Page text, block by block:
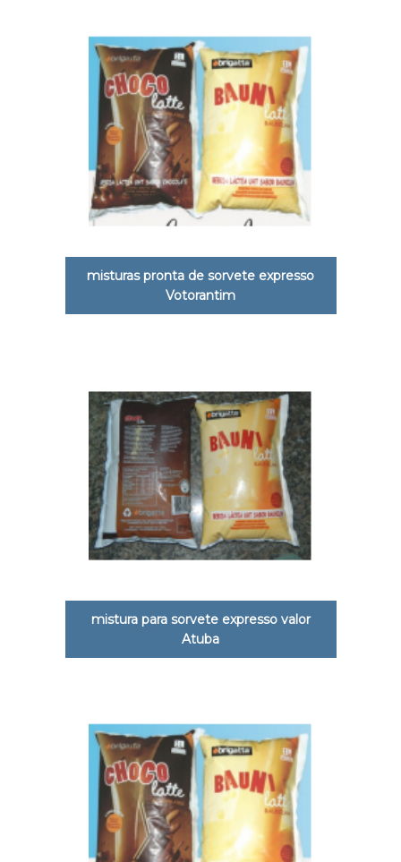
misturas pronta de sorvete expresso
Votorantim
mistura para sorvete expresso valor
Atuba